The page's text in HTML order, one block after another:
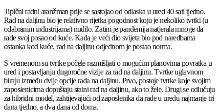
Tipični radni aranžman prije se sastojao od odlaska u ured 40 sati tjedno.
Rad na daljinu bio je relativno rijetka pogodnost koju je nekoliko tvrtki (u
odabranim industrijama) nudilo. Zatim je pandemija natjerala mnoge da
rade svoj posao od kuće. Kada je veći dio svijeta bio pod naredbama
ostanka kod kuće, rad na daljinu odjednom je postao norma.
S vremenom su tvrtke počele razmišljati o mogućim planovima povratka u
ured i postavljanju dugoročne vizije za rad na daljinu. Tvrtke uglavnom
biraju između dvije opcije rada na daljinu. Prvo, postoje tvrtke koje svojim
zaposlenicima dopuštaju stalni rad na daljinu, ako to žele. Drugi se odlučuju
za hibridni model, zahtijevajući od zaposlenika da rade u uredu najmanje tri
dana tjedno, a dva dana od doma.